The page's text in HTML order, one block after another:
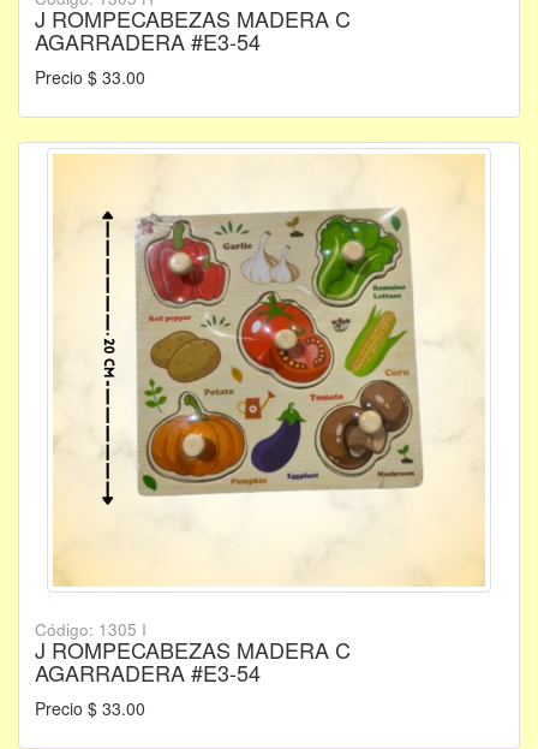
J ROMPECABEZAS MADERA C
AGARRADERA #E3-54
Precio $ 33.00
Código: 1305 I
J ROMPECABEZAS MADERA C
AGARRADERA #E3-54
Precio $ 33.00